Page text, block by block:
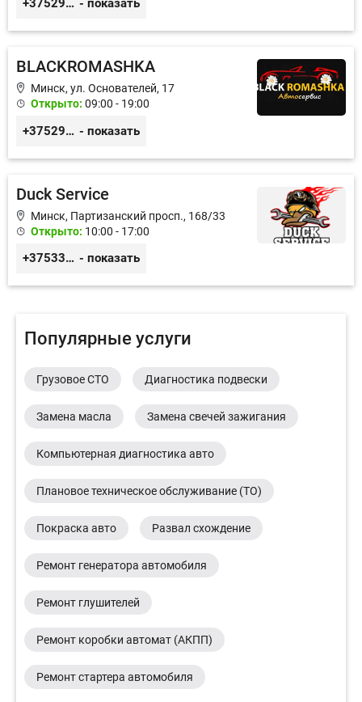
+375296606560 - показать
BLACKROMASHKA
Минск, ул. Основателей, 17
Открыто: 09:00 - 19:00
+375296651188 - показать
Duck Service
Минск, Партизанский просп., 168/33
Открыто: 10:00 - 17:00
+375333416710 - показать
Популярные услуги
Грузовое СТО Диагностика подвески
Замена масла Замена свечей зажигания
Компьютерная диагностика авто
Плановое техническое обслуживание (ТО)
Покраска авто Развал схождение
Ремонт генератора автомобиля
Ремонт глушителей
Ремонт коробки автомат (АКПП)
Ремонт стартера автомобиля